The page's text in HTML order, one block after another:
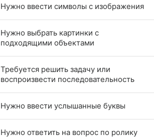
Нужно ввести символы с изображения
Нужно выбрать картинки с
подходящими объектами
Требуется решить задачу или
воспроизвести последовательность
Нужно ввести услышанные буквы
Нужно ответить на вопрос по ролику